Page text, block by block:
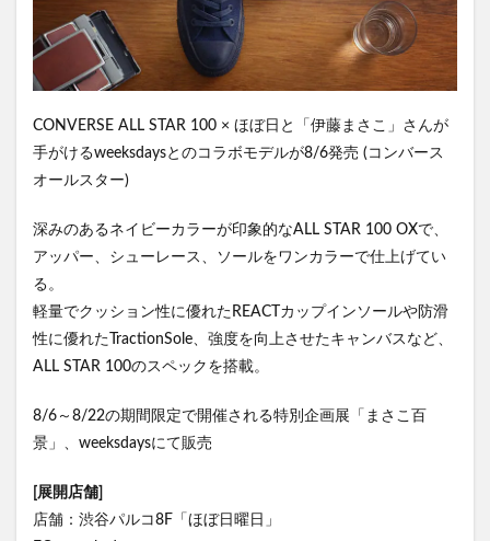
CONVERSE ALL STAR 100 × ほぼ日と「伊藤まさこ」さんが
手がけるweeksdaysとのコラボモデルが8/6発売 (コンバース
オールスター)
深みのあるネイビーカラーが印象的なALL STAR 100 OXで、
アッパー、シューレース、ソールをワンカラーで仕上げてい
る。
軽量でクッション性に優れたREACTカップインソールや防滑
性に優れたTractionSole、強度を向上させたキャンバスなど、
ALL STAR 100のスペックを搭載。
8/6～8/22の期間限定で開催される特別企画展「まさこ百
景」、weeksdaysにて販売
[展開店舗]
店舗：渋谷パルコ8F「ほぼ日曜日」